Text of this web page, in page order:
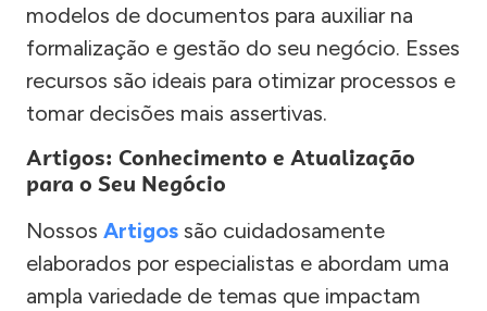
modelos de documentos para auxiliar na
formalização e gestão do seu negócio. Esses
recursos são ideais para otimizar processos e
tomar decisões mais assertivas.
Artigos: Conhecimento e Atualização
para o Seu Negócio
Nossos Artigos são cuidadosamente
elaborados por especialistas e abordam uma
ampla variedade de temas que impactam